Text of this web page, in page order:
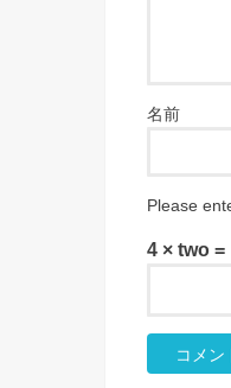
名前
Please
4 × two =